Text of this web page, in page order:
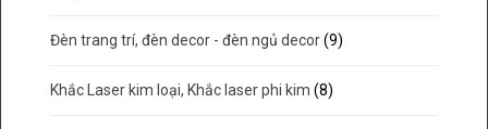
Đèn trang trí, đèn decor - đèn ngủ decor (9)
Khắc Laser kim loại, Khắc laser phi kim (8)